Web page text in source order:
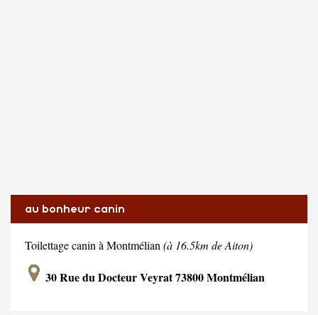
au bonheur canin
Toilettage canin à Montmélian (à 16.5km de Aiton)
30 Rue du Docteur Veyrat 73800 Montmélian